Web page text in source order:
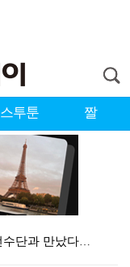
스투툰 짤
이강인, 드디어 아틀레티코 선수단과 만났다…시메오네 감…